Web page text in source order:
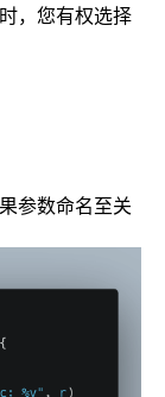
，您有权选择
参数命名至关